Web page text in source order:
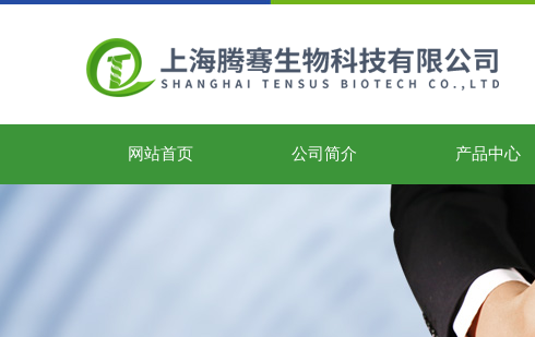
网站首页 公司简介 产品中心